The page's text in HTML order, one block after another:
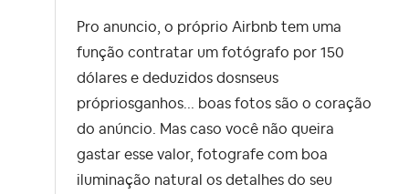
Pro anuncio, o próprio Airbnb tem uma
função contratar um fotógrafo por 150
dólares e deduzidos dosnseus
própriosganhos... boas fotos são o coração
do anúncio. Mas caso você não queira
gastar esse valor, fotografe com boa
iluminação natural os detalhes do seu